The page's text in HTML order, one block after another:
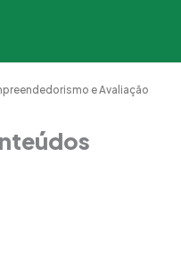
e Avaliação